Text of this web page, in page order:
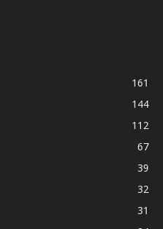
161
144
112
67
39
32
31